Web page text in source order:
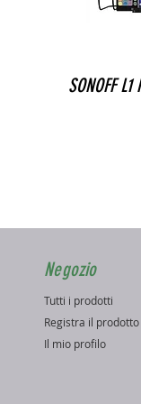
SONOFF
Negozio
Tutti i prodotti
Registra il prodotto
Il mio profilo